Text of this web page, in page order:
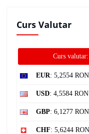
Curs Valutar
Curs
EUR: 5,2554 RON
USD: 4,5584 RON
GBP: 6,1277 RON
CHF: 5,6244 RON